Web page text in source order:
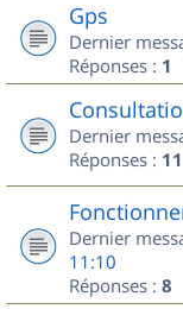
Gps
Dernier
Réponses : 1
Dernier
Réponses : 11
Dernier
11:10
Réponses : 8